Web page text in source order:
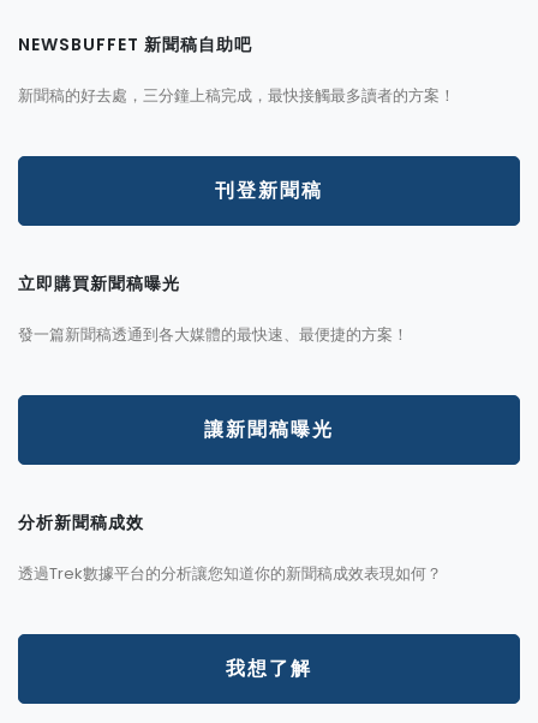
NEWSBUFFET 新聞稿自助吧
新聞稿的好去處，三分鐘上稿完成，最快接觸最多讀者的方案！
刊登新聞稿
立即購買新聞稿曝光
發一篇新聞稿透通到各大媒體的最快速、最便捷的方案！
讓新聞稿曝光
分析新聞稿成效
透過Trek數據平台的分析讓您知道你的新聞稿成效表現如何？
我想了解